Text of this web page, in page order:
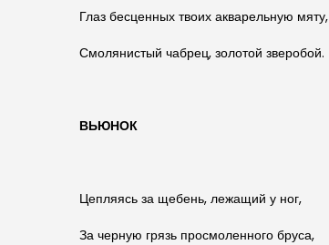
Глаз бесценных твоих акварельную мяту,
Смолянистый чабрец, золотой зверобой.
ВЬЮНОК
Цепляясь за щебень, лежащий у ног,
За черную грязь просмоленного бруса,